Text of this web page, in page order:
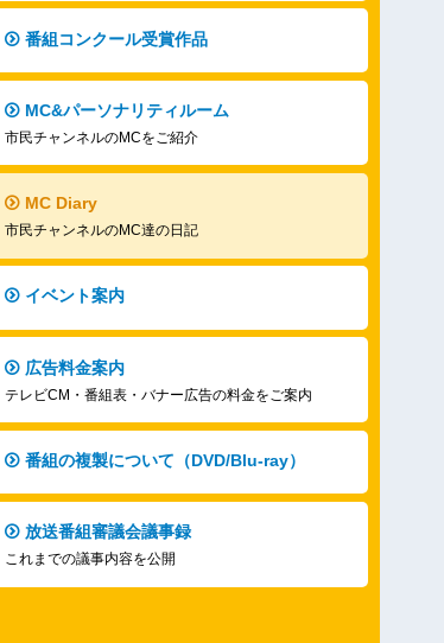
番組コンクール受賞作品
MC&パーソナリティルーム
市民チャンネルのMCをご紹介
MC Diary
市民チャンネルのMC達の日記
イベント案内
広告料金案内
テレビCM・番組表・バナー広告の料金をご案内
番組の複製について（DVD/Blu-ray）
放送番組審議会議事録
これまでの議事内容を公開